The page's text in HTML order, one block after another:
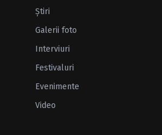
Ştiri
Galerii foto
Interviuri
Festivaluri
Evenimente
Video